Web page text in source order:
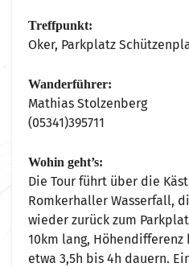
Treffpunkt:
Oker, Parkplatz
Wanderführer:
Mathias Stolzenberg
(05341)395711
Wohin geht’s:
Die Tour führt über die
Romkerhaller Wasserfall,
wieder zurück zum
10km lang,
etwa 3,5h bis 4h dauern.